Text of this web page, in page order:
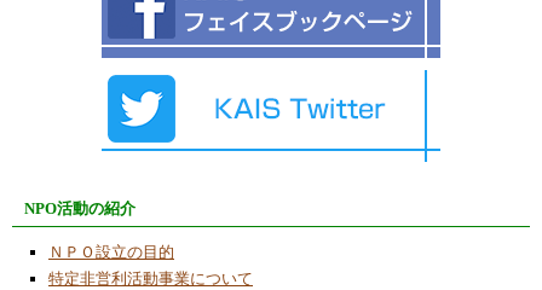
ＯＴＴＯヒューマノイドロボット他２台を掲
２０２３年度ロボット工作教室の受講者募
2023/4/3
ＯＴＴＯヒューマノイドロボット（拡張機能
版）
NPO活動の紹介
ＮＰＯ設立の目的
特定非営利活動事業について